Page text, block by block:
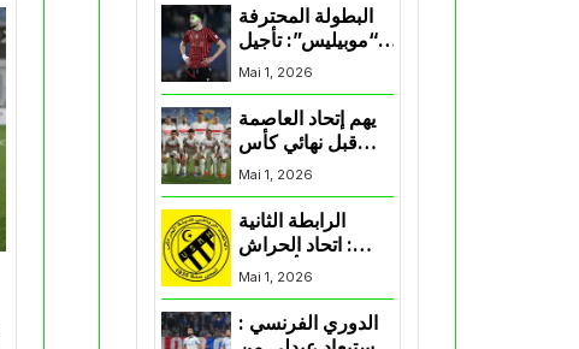
البطولة المحترفة
“موبيليس”: تأجيل
مباراة إتحاد
العاصمة وأتلتيك
بارادو
Mai 1, 2026
يهم إتحاد العاصمة
قبل نهائي كأس
اكاف : الزمالك
يسقط بثلاثية أمام
Mai 1, 2026
الرابطة الثانية
: اتحاد الحراش
يحسم التأهل إلى
“البلاي أوف”
Mai 1, 2026
الدوري الفرنسي :